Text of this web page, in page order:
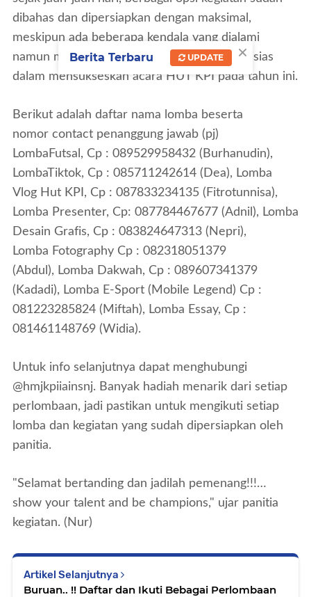
dibahas dan dipersiapkan dengan maksimal,
meskipun ada beberapa kendala yang dialami
namun mereka tetap bersemangat dan antusias
dalam mensukseskan acara HUT KPI pada tahun ini.
Berikut adalah daftar nama lomba beserta
nomor contact penanggung jawab (pj)
Lomba Futsal, Cp : 089529958432 (Burhanudin),
LombaTiktok, Cp : 085711242614 (Dea), Lomba
Vlog Hut KPI, Cp : 087833234135 (Fitrotunnisa),
Lomba Presenter, Cp: 087784467677 (Adnil), Lomba
Desain Grafis, Cp : 083824647313 (Nepri),
Lomba Fotography Cp : 082318051379
(Abdul), Lomba Dakwah, Cp : 089607341379
(Kadadi), Lomba E-Sport (Mobile Legend) Cp :
081223285824 (Miftah), Lomba Essay, Cp :
081461148769 (Widia).
Untuk info selanjutnya dapat menghubungi
@hmjkpiiainsnj. Banyak hadiah menarik dari setiap
perlombaan, jadi pastikan untuk mengikuti setiap
lomba dan kegiatan yang sudah dipersiapkan oleh
panitia.
"Selamat bertanding dan jadilah pemenang!!!…
show your talent and be champions," ujar panitia
kegiatan. (Nur)
Artikel Selanjutnya
Buruan.. !! Daftar dan Ikuti Bebagai Perlombaan
×
Berita Terbaru UPDATE